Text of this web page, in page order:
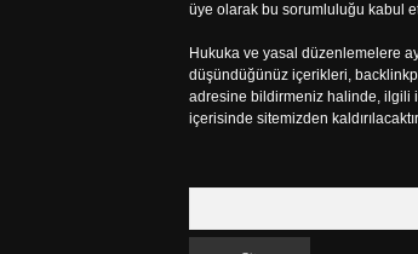
üye olarak bu sorumluluğu kabul
Hukuka ve yasal düzenlemelere
düşündüğünüz içerikleri,
adresine bildirmeniz halinde, ilgili
içerisinde sitemizden